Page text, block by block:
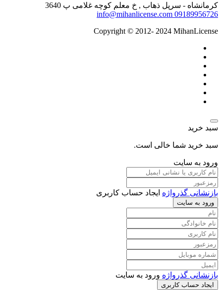
کرمانشاه - سرپل ذهاب , خ معلم کوچه غلامی پ 3640
09189956726
info@mihanlicense.com
Copyright © 2012- 2024 MihanLicense
سبد خرید
سبد خرید شما خالی است.
ورود به سایت
بازنشانی گذرواژه ایجاد حساب کاربری
ورود به سایت
بازنشانی گذرواژه ورود به سایت
ایجاد حساب کاربری